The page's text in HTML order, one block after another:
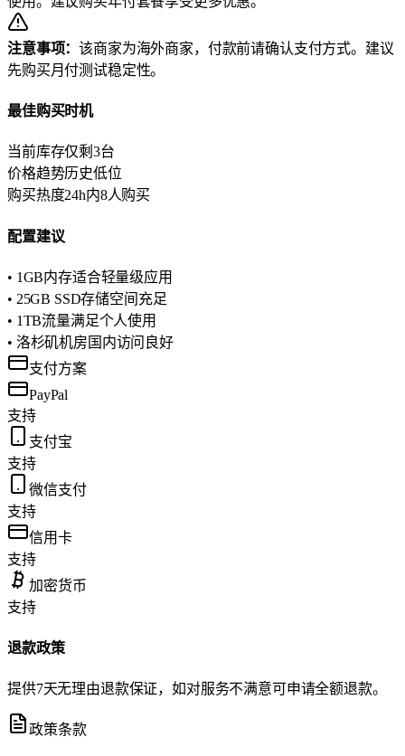
注意事项：该商家为海外商家，付款前请确认支付方式。建议
先购买月付测试稳定性。
最佳购买时机
当前库存仅剩3台
价格趋势历史低位
购买热度24h内8人购买
配置建议
• 1GB内存适合轻量级应用
• 25GB SSD存储空间充足
• 1TB流量满足个人使用
• 洛杉矶机房国内访问良好
支付方案
PayPal
支持
支付宝
支持
微信支付
支持
信用卡
支持
加密货币
支持
退款政策
提供7天无理由退款保证，如对服务不满意可申请全额退款。
政策条款